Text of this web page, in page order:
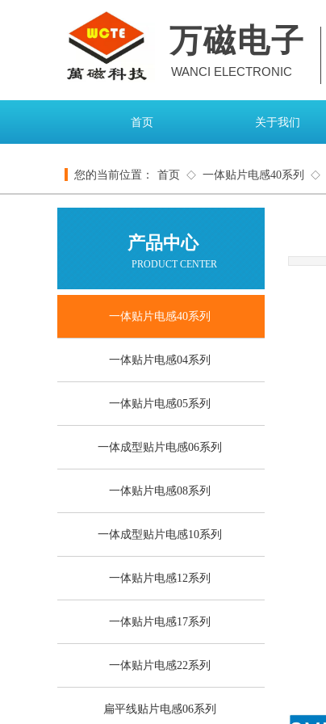
万磁电子
WANCI ELECTRONIC
首页 关于我们
首页 ◇ 一体贴片电感40系列 ◇
您的当前位置：
产品中心
PRODUCT CENTER
一体贴片电感40系列
一体贴片电感04系列
一体贴片电感05系列
一体成型贴片电感06系列
一体贴片电感08系列
一体成型贴片电感10系列
一体贴片电感12系列
一体贴片电感17系列
一体贴片电感22系列
扁平线贴片电感06系列